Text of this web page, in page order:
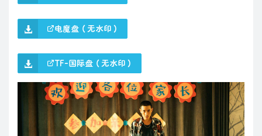
电魔盘（无水印）
TF-国际盘（无水印）